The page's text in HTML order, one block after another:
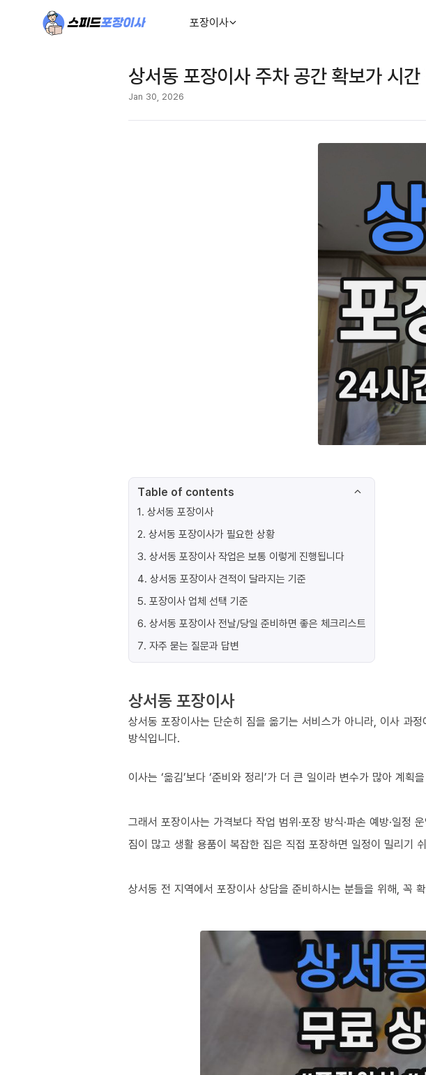
포장이사
상서동 포장이사 주차 공간 확보가 시
Jan 30, 2026
Table of contents
1. 상서동 포장이사
2. 상서동 포장이사가 필요한 상황
3. 상서동 포장이사 작업은 보통 이렇게 진행됩니다
4. 상서동 포장이사 견적이 달라지는 기준
5. 포장이사 업체 선택 기준
6. 상서동 포장이사 전날/당일 준비하면 좋은 체크리스트
7. 자주 묻는 질문과 답변
상서동 포장이사
상서동 포장이사는 단순히 짐을 옮기는 서비스가 아니라, 이사 과
방식입니다.
이사는 ‘옮김’보다 ‘준비와 정리’가 더 큰 일이라 변수가 많아 계획
그래서 포장이사는 가격보다 작업 범위·포장 방식·파손 예방·일정
짐이 많고 생활 용품이 복잡한 집은 직접 포장하면 일정이 밀리기
상서동 전 지역에서 포장이사 상담을 준비하시는 분들을 위해, 꼭